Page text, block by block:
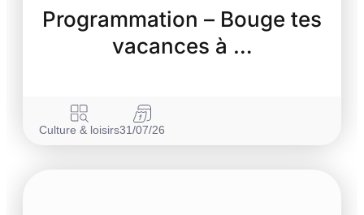
Programmation – Bouge tes
vacances à …
Culture & loisirs31/07/26